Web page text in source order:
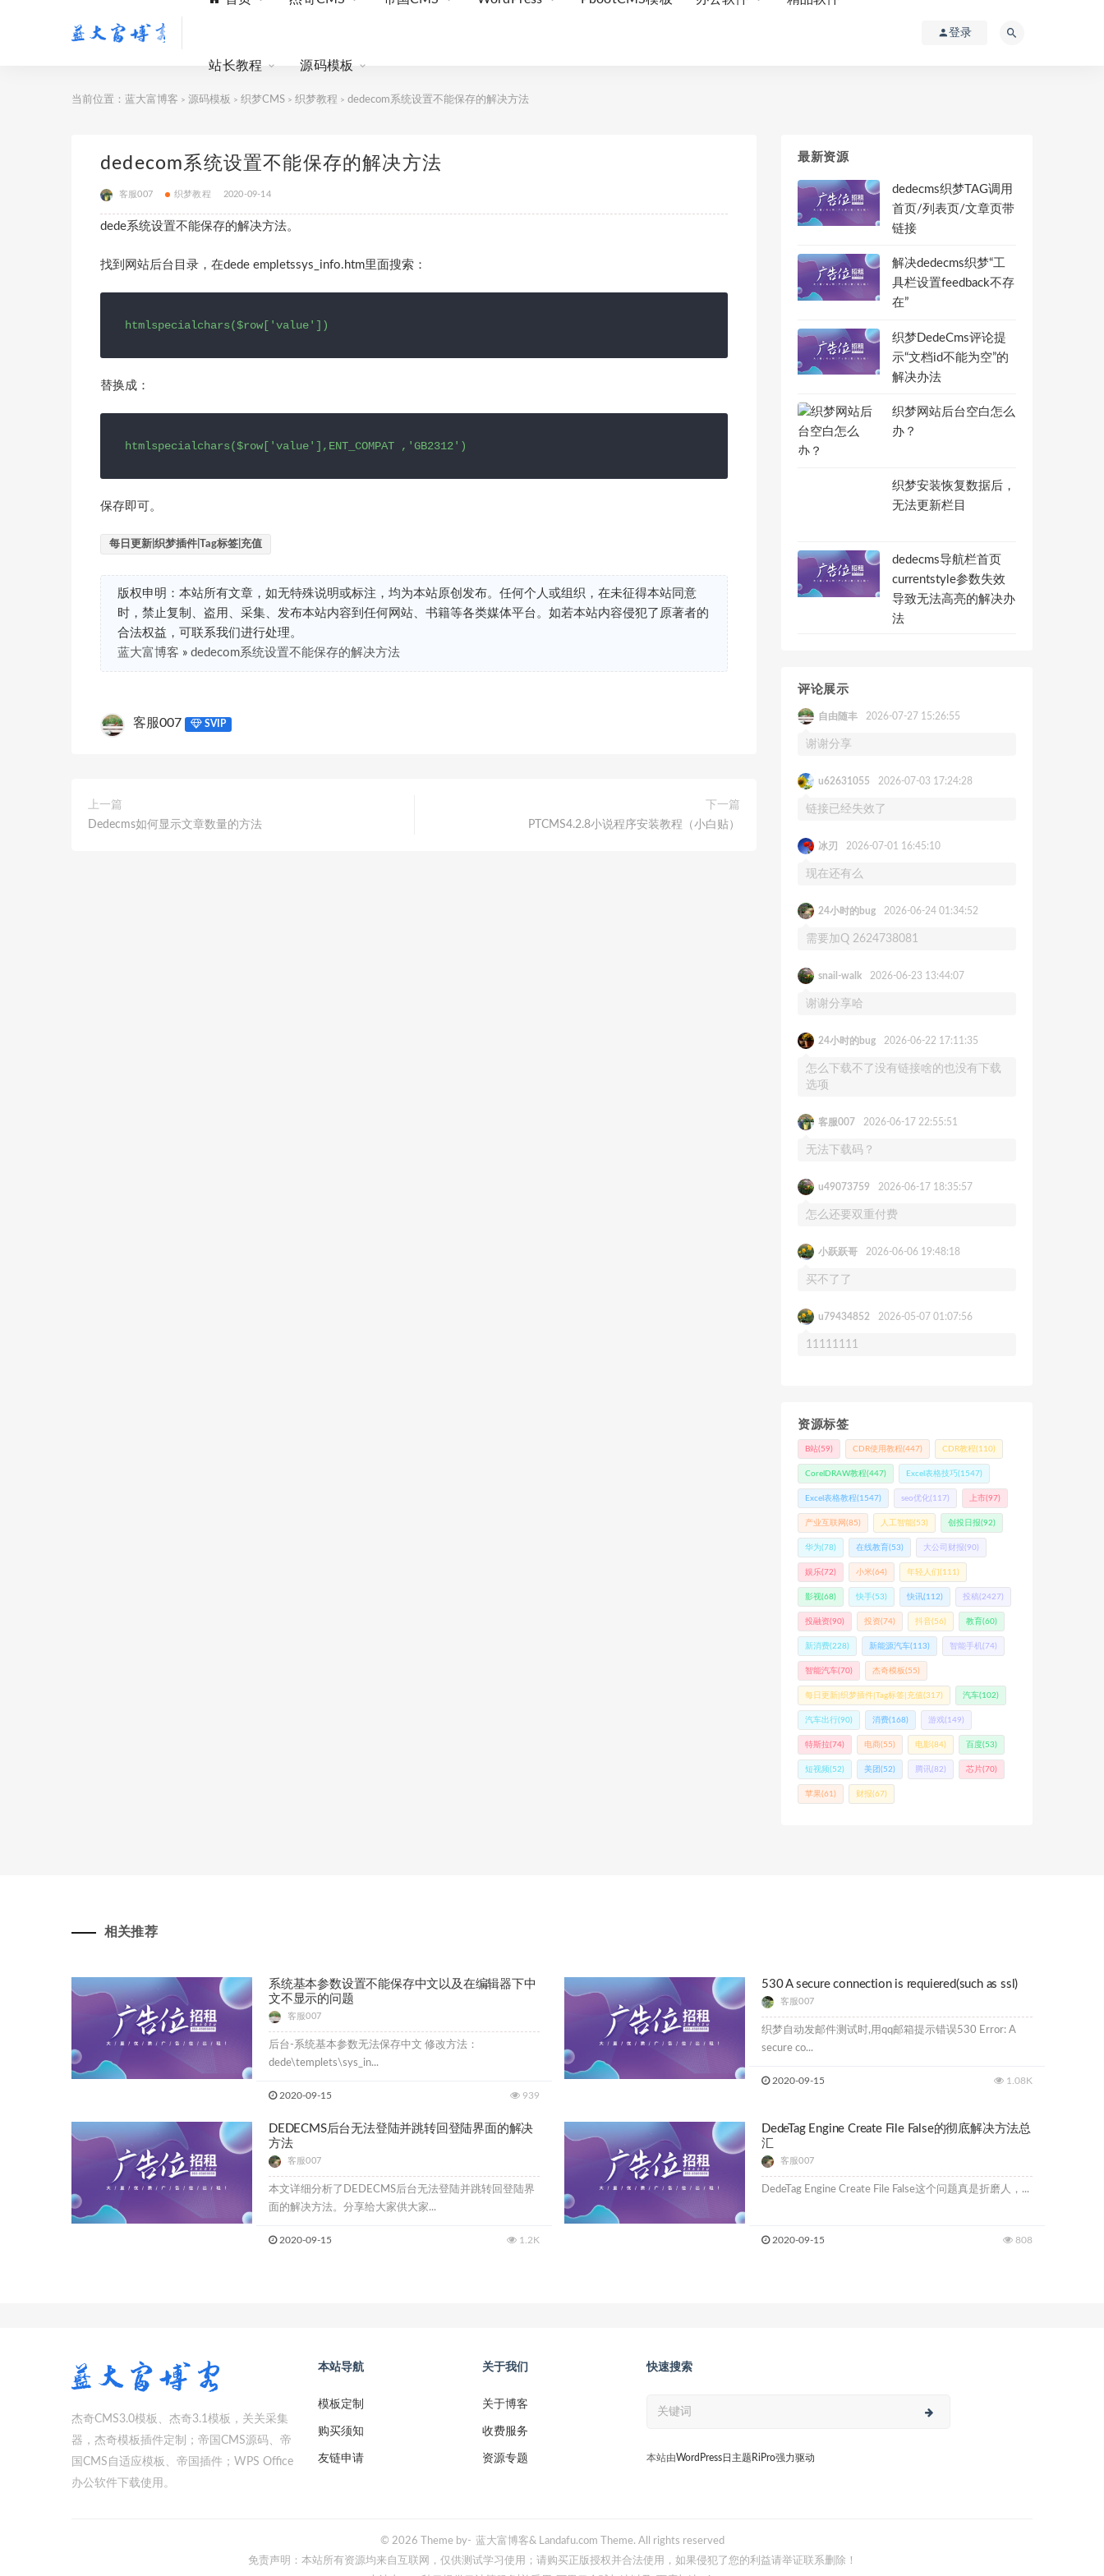
站长教程 源码模板
登录
当前位置： 蓝大富博客 > 源码模板 > 织梦CMS > 织梦教程 > dedecom系统设置不能保存的解决方法
dedecom系统设置不能保存的解决方法
客服007 织梦教程 2020-09-14
dede系统设置不能保存的解决方法。
找到网站后台目录，在dede empletssys_info.htm里面搜索：
htmlspecialchars($row['value'])
替换成：
htmlspecialchars($row['value'],ENT_COMPAT ,'GB2312')
保存即可。
每日更新|织梦插件|Tag标签|充值
版权申明：本站所有文章，如无特殊说明或标注，均为本站原创发布。任何个人或组织，在未征得本站同意
时，禁止复制、盗用、采集、发布本站内容到任何网站、书籍等各类媒体平台。如若本站内容侵犯了原著者的
合法权益，可联系我们进行处理。
蓝大富博客 » dedecom系统设置不能保存的解决方法
客服007 SVIP
上一篇
Dedecms如何显示文章数量的方法
下一篇
PTCMS4.2.8小说程序安装教程（小白贴）
最新资源
dedecms织梦TAG调用
首页/列表页/文章页带
链接
解决dedecms织梦“工
具栏设置feedback不存
在”
织梦DedeCms评论提
示“文档id不能为空”的
解决办法
织梦网站后台空白怎么
办？
织梦安装恢复数据后，
无法更新栏目
dedecms导航栏首页
currentstyle参数失效
导致无法高亮的解决办
法
评论展示
自由随丰 2026-07-27 15:26:55
谢谢分享
u62631055 2026-07-03 17:24:28
链接已经失效了
冰刃 2026-07-01 16:45:10
现在还有么
24小时的bug 2026-06-24 01:34:52
需要加Q 2624738081
snail-walk 2026-06-23 13:44:07
谢谢分享哈
24小时的bug 2026-06-22 17:11:35
怎么下载不了没有链接啥的也没有下载
选项
客服007 2026-06-17 22:55:51
无法下载码？
u49073759 2026-06-17 18:35:57
怎么还要双重付费
小跃跃哥 2026-06-06 19:48:18
买不了了
u79434852 2026-05-07 01:07:56
11111111
资源标签
B站(59) CDR使用教程(447) CDR教程(110)
CorelDRAW教程(447) Excel表格技巧(1547)
Excel表格教程(1547) seo优化(117) 上市(97)
产业互联网 (85) 人工智能(53) 创投日报(92)
华为(78) 在线教育(53) 大公司财报(90)
娱乐(72) 小米(64) 年轻人们 (111)
影视(68) 快手(53) 快讯(112) 投稿 (2427)
投融资(90) 投资(74) 抖音(56) 教育(60)
新消费(228) 新能源汽车(113) 智能手机(74)
智能汽车(70) 杰奇模板(55)
每日更新|织梦插件|Tag标签|充值(317) 汽车(102)
汽车出行(90) 消费(168) 游戏(149)
特斯拉(74) 电商(55) 电影(84) 百度(53)
短视频(52) 美团 (52) 腾讯(82) 芯片(70)
苹果(61) 财报(67)
相关推荐
系统基本参数设置不能保存中文以及在编辑器下中
文不显示的问题
客服007
后台-系统基本参数无法保存中文 修改方法：
dede\templets\sys_in...
2020-09-15 939
530 A secure connection is requiered(such as ssl)
客服007
织梦自动发邮件测试时,用qq邮箱提示错误530 Error: A
secure co...
2020-09-15 1.08K
DEDECMS后台无法登陆并跳转回登陆界面的解决
方法
客服007
本文详细分析了DEDECMS后台无法登陆并跳转回登陆界
面的解决方法。分享给大家供大家...
2020-09-15 1.2K
DedeTag Engine Create File False的彻底解决方法总
汇
客服007
DedeTag Engine Create File False这个问题真是折磨人，...
2020-09-15 808
杰奇CMS3.0模板、杰奇3.1模板，关关采集
器，杰奇模板插件定制；帝国CMS源码、帝
国CMS自适应模板、帝国插件；WPS Office
办公软件下载使用。
本站导航
模板定制
购买须知
友链申请
关于我们
关于博客
收费服务
资源专题
快速搜索
本站由WordPress日主题RiPro强力驱动
© 2026 Theme by- 蓝大富博客& Landafu.com Theme. All rights reserved
免责声明：本站所有资源均来自互联网，仅供测试学习使用；请购买正版授权并合法使用，如果侵犯了您的利益请举证联系删除！